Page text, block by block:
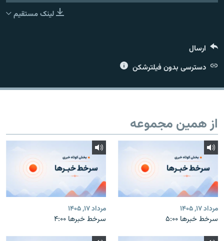
لینک مستقیم
ارسال
دسترسی بدون فیلترشکن
از همین مجموعه
مرداد ۱۷, ۱۴۰۵
سرخط خبرها ۵:۰۰
مرداد ۱۷, ۱۴۰۵
سرخط خبرها ۴:۰۰